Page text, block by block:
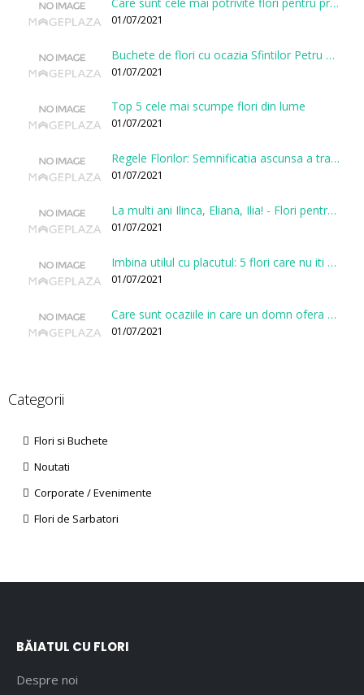
01/07/2021
Buchete de flori cu ocazia Sfintilor Petru si Pavel
01/07/2021
Top 5 cele mai scumpe flori din lume
01/07/2021
Regele Florilor: Semnificatia ascunsa a trandafirului
01/07/2021
La multi ani Ilinca, Eliana, Ilia! - Flori pentru doamnele sarbatorite de Sfantul Ilie
01/07/2021
Imbina utilul cu placutul: 5 flori care nu iti vor face gaura in buget
01/07/2021
Care sunt ocaziile in care un domn ofera flori?
01/07/2021
Categorii
Flori si Buchete
Noutati
Corporate / Evenimente
Flori de Sarbatori
BĂIATUL CU FLORI
Despre noi